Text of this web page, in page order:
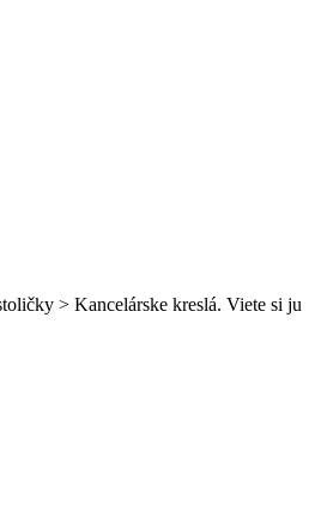
> Kancelárske kreslá. Viete si ju